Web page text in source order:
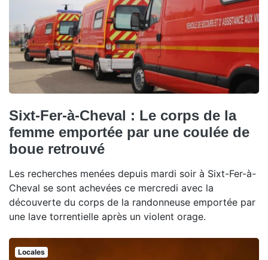
Sixt-Fer-à-Cheval : Le corps de la
femme emportée par une coulée de
boue retrouvé
Les recherches menées depuis mardi soir à Sixt-Fer-à-
Cheval se sont achevées ce mercredi avec la
découverte du corps de la randonneuse emportée par
une lave torrentielle après un violent orage.
Locales